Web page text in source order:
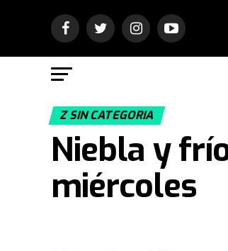
Z SIN CATEGORIA
Niebla y
miércoles